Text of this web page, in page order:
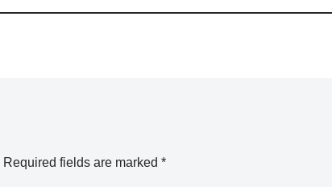
Required fields are marked *